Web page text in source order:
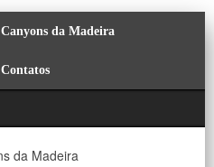
Canyons da Madeira
Contatos